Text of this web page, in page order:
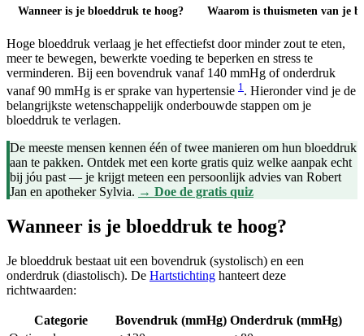
Wanneer is je bloeddruk te hoog? Waarom is thuismeten van je
Hoge bloeddruk verlaag je het effectiefst door minder zout te eten,
meer te bewegen, bewerkte voeding te beperken en stress te
verminderen. Bij een bovendruk vanaf 140 mmHg of onderdruk
vanaf 90 mmHg is er sprake van hypertensie 1 . Hieronder vind je de
belangrijkste wetenschappelijk onderbouwde stappen om je
bloeddruk te verlagen.
De meeste mensen kennen één of twee manieren om hun bloeddruk
aan te pakken. Ontdek met een korte gratis quiz welke aanpak echt
bij jóu past — je krijgt meteen een persoonlijk advies van Robert
Jan en apotheker Sylvia. → Doe de gratis quiz
Wanneer is je bloeddruk te hoog?
Je bloeddruk bestaat uit een bovendruk (systolisch) en een
onderdruk (diastolisch). De Hartstichting hanteert deze
richtwaarden:
Categorie Bovendruk (mmHg) Onderdruk (mmHg)